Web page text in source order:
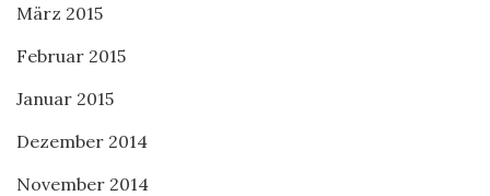
März 2015
Februar 2015
Januar 2015
Dezember 2014
November 2014